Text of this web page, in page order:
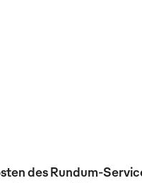
des Rundum-